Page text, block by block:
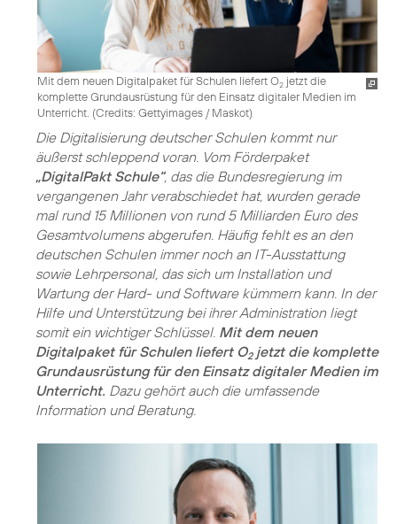
Mit dem neuen Digitalpaket für Schulen liefert O2 jetzt die
komplette Grundausrüstung für den Einsatz digitaler Medien im
Unterricht. (Credits: Gettyimages / Maskot)
Die Digitalisierung deutscher Schulen kommt nur
äußerst schleppend voran. Vom Förderpaket
„DigitalPakt Schule“, das die Bundesregierung im
vergangenen Jahr verabschiedet hat, wurden gerade
mal rund 15 Millionen von rund 5 Milliarden Euro des
Gesamtvolumens abgerufen. Häufig fehlt es an den
deutschen Schulen immer noch an IT-Ausstattung
sowie Lehrpersonal, das sich um Installation und
Wartung der Hard- und Software kümmern kann. In der
Hilfe und Unterstützung bei ihrer Administration liegt
somit ein wichtiger Schlüssel. Mit dem neuen
Digitalpaket für Schulen liefert O2jetzt die komplette
Grundausrüstung für den Einsatz digitaler Medien im
Unterricht. Dazu gehört auch die umfassende
Information und Beratung.